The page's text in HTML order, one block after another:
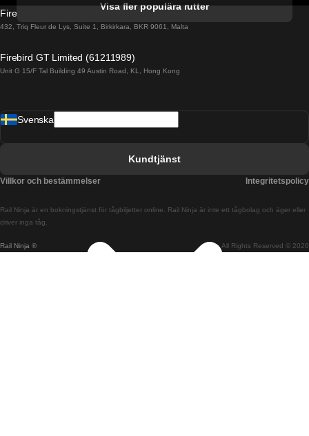
Tåg från Porto till Faro
Tåg från Barcelona till Madrid
Tåg från Budapest till Bratislava
Visa fler populära rutter
Firebird GT Limited (OC 1451)
432, Triq Fleur de Lys, Suite 1, Birkirkara, BKR 9061, Malta
Firebird GT Limited (61211989)
Unit G 15/F Tal Building 49 Austin Road, KL, Hong Kong
Rail Ninja ® All Rights Reserved © 2026
Rail Ninja är en bokningstjänst för tågbiljetter online. Rail Ninja är inte ett tågbolag och äger eller
driver inga tåg.
Svenska
Kundtjänst
Villkor och bestämmelser Integritetspolicy